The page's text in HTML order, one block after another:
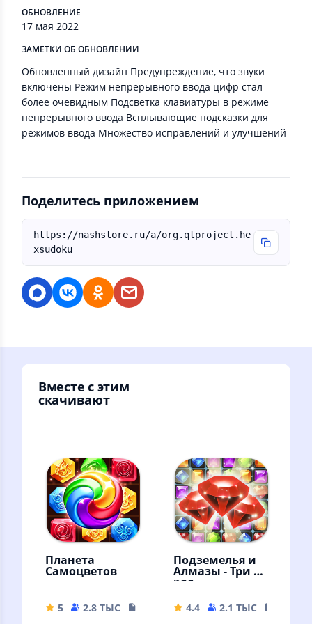
ОБНОВЛЕНИЕ
17 мая 2022
ЗАМЕТКИ ОБ ОБНОВЛЕНИИ
Обновленный дизайн Предупреждение, что звуки
включены Режим непрерывного ввода цифр стал
более очевидным Подсветка клавиатуры в режиме
непрерывного ввода Всплывающие подсказки для
режимов ввода Множество исправлений и улучшений
Поделитесь приложением
https://nashstore.ru/a/org.qtproject.he
xsudoku
Вместе с этим
скачивают
Планета
Самоцветов
5 2.8 ТЫС
146.32 MB
Подземелья и
Алмазы - Три в
ряд
4.4 2.1 ТЫС